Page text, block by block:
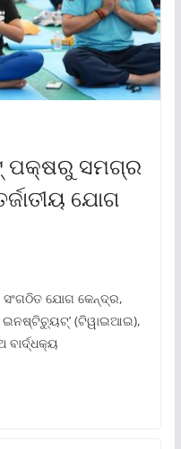
ପକ୍ଷରୁ ସମଗ୍ର
ଯୋଗ
ଯୋଗ କେନ୍ଦ୍ର,
ଇନଷ୍ଟିଚ୍ୟୁଟ୍‌’ (ଟିୱାଇଆଇ),